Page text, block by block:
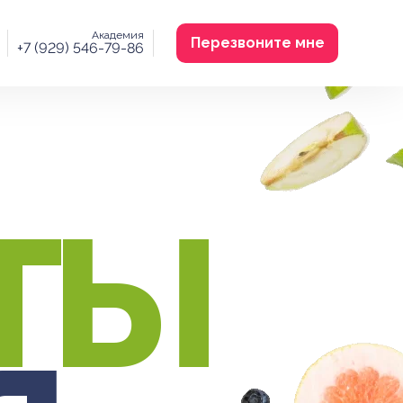
Академия
+7 (929) 546-79-86 Перезвоните мне